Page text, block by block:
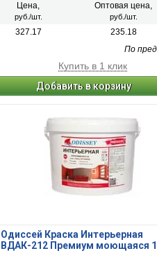
Цена,
руб./шт.
Оптовая цена,
руб./шт.
327.17
235.18
По
Купить в 1 клик
Добавить в корзину
Одиссей Краска Интерьерная
ВДАК-212 Премиум моющаяся